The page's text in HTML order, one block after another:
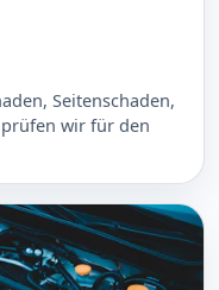
Seitenschaden,
wir für den